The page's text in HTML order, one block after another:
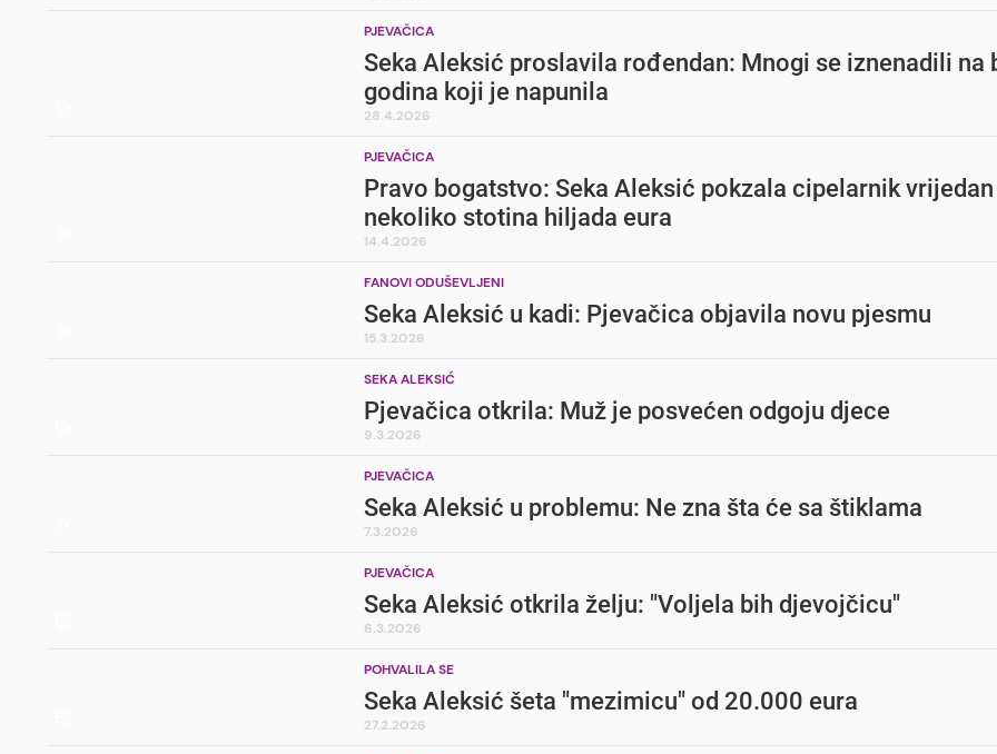
PJEVAČICA
Seka Aleksić proslavila rođendan: Mnogi se iznenadili na
godina koji je napunila
28.4.2026
PJEVAČICA
Pravo bogatstvo: Seka Aleksić pokzala cipelarnik vrijedan
nekoliko stotina hiljada eura
14.4.2026
FANOVI ODUŠEVLJENI
Seka Aleksić u kadi: Pjevačica objavila novu pjesmu
15.3.2026
SEKA ALEKSIĆ
Pjevačica otkrila: Muž je posvećen odgoju djece
9.3.2026
PJEVAČICA
Seka Aleksić u problemu: Ne zna šta će sa štiklama
7.3.2026
PJEVAČICA
Seka Aleksić otkrila želju: "Voljela bih djevojčicu"
6.3.2026
POHVALILA SE
Seka Aleksić šeta "mezimicu" od 20.000 eura
27.2.2026